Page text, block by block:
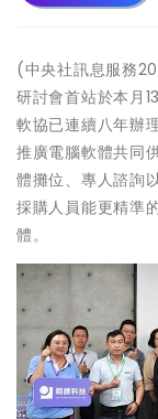
(中央社訊息服務
研討會首站於本月
軟協已連續八年辦
推廣電腦軟體共同
體攤位、專人諮詢
採購人員能更精準
體。